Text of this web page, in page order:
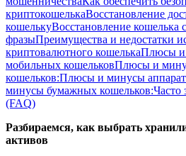
криптокошелькаВосстановление
кошелькуВосстановление кошелька
фразыПреимущества и недостатки
криптовалютного кошелькаПлюсы и
мобильных кошельковПлюсы и
кошельков:Плюсы и минусы
минусы бумажных кошельков:Часто
(FAQ)
Разбираемся, как выбрать
активов